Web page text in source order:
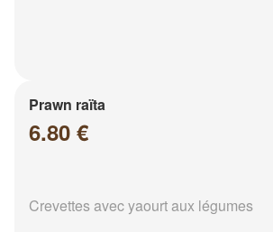
Prawn raïta
6.80 €
Crevettes avec yaourt aux légumes